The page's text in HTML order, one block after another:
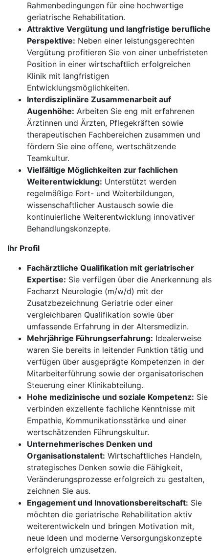
Rahmenbedingungen für eine hochwertige
geriatrische Rehabilitation.
Attraktive Vergütung und langfristige berufliche
Perspektive: Neben einer leistungsgerechten
Vergütung profitieren Sie von einer unbefristeten
Position in einer wirtschaftlich erfolgreichen
Klinik mit langfristigen
Entwicklungsmöglichkeiten.
Interdisziplinäre Zusammenarbeit auf
Augenhöhe: Arbeiten Sie eng mit erfahrenen
Ärztinnen und Ärzten, Pflegekräften sowie
therapeutischen Fachbereichen zusammen und
fördern Sie eine offene, wertschätzende
Teamkultur.
Vielfältige Möglichkeiten zur fachlichen
Weiterentwicklung: Unterstützt werden
regelmäßige Fort- und Weiterbildungen,
wissenschaftlicher Austausch sowie die
kontinuierliche Weiterentwicklung innovativer
Behandlungskonzepte.
Ihr Profil
Fachärztliche Qualifikation mit geriatrischer
Expertise: Sie verfügen über die Anerkennung als
Facharzt Neurologie (m/w/d) mit der
Zusatzbezeichnung Geriatrie oder einer
vergleichbaren Qualifikation sowie über
umfassende Erfahrung in der Altersmedizin.
Mehrjährige Führungserfahrung: Idealerweise
waren Sie bereits in leitender Funktion tätig und
verfügen über ausgeprägte Kompetenzen in der
Mitarbeiterführung sowie der organisatorischen
Steuerung einer Klinikabteilung.
Hohe medizinische und soziale Kompetenz: Sie
verbinden exzellente fachliche Kenntnisse mit
Empathie, Kommunikationsstärke und einer
wertschätzenden Führungskultur.
Unternehmerisches Denken und
Organisationstalent: Wirtschaftliches Handeln,
strategisches Denken sowie die Fähigkeit,
Veränderungsprozesse erfolgreich zu gestalten,
zeichnen Sie aus.
Engagement und Innovationsbereitschaft: Sie
möchten die geriatrische Rehabilitation aktiv
weiterentwickeln und bringen Motivation mit,
neue Ideen und moderne Versorgungskonzepte
erfolgreich umzusetzen.